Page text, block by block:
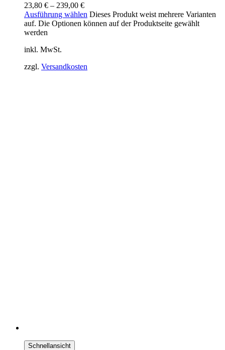
23,80 € – 239,00 €
Ausführung wählen Dieses Produkt weist mehrere Varianten
auf. Die Optionen können auf der Produktseite gewählt
werden
inkl. MwSt.
zzgl. Versandkosten
Schnellansicht